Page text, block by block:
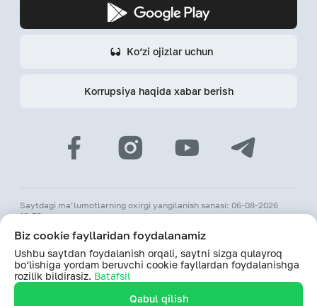
Ko‘zi ojizlar uchun
Korrupsiya haqida xabar berish
Saytdagi ma’lumotlarning oxirgi yangilanish sanasi: 06-08-2026
12:53
© 2026 «Hamkorbank» ATB
O‘zR MBning 31-avgust 1991-yildagi 64-sonli litsenziyasi
Saytdagi ma’lumotlardan foydalanilganda hamkorbank.uz veb-
saytiga havolani biriktirish majburiy
Saytdan foydalanishda davom etish orqali, shaxsiy ma’lumotlarimni
Biz cookie fayllaridan foydalanamiz
Ushbu saytdan foydalanish orqali, saytni sizga qulayroq
bo‘lishiga yordam beruvchi cookie fayllardan foydalanishga
rozilik bildirasiz. Batafsil
Qabul qilish